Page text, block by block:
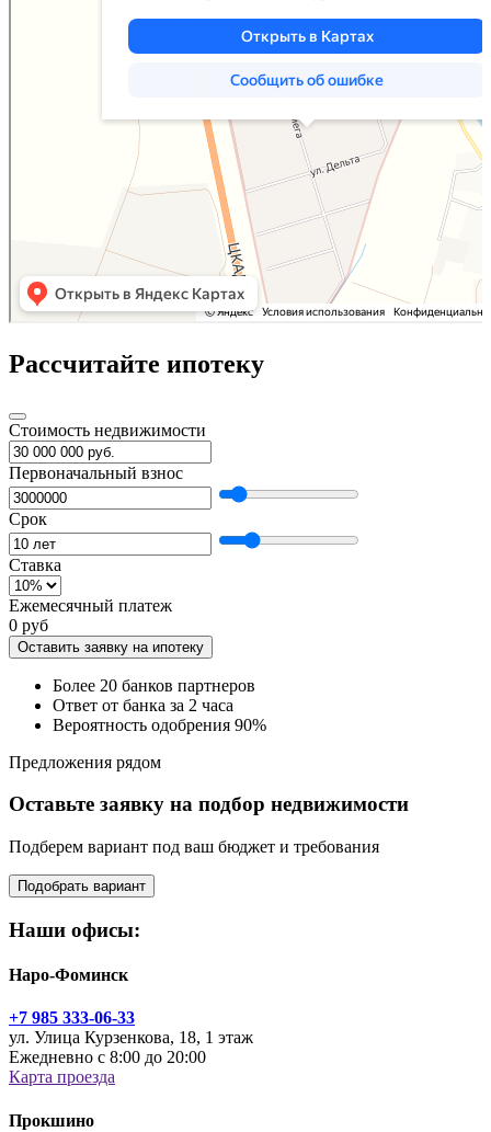
Рассчитайте ипотеку
Стоимость недвижимости
Первоначальный взнос
Срок
Ставка
Ежемесячный платеж
0 руб
Оставить заявку на ипотеку
Более 20 банков партнеров
Ответ от банка за 2 часа
Вероятность одобрения 90%
Предложения рядом
Оставьте заявку на подбор недвижимости
Подберем вариант под ваш бюджет и требования
Подобрать вариант
Наши офисы:
Наро-Фоминск
+7 985 333-06-33
ул. Улица Курзенкова, 18, 1 этаж
Ежедневно с 8:00 до 20:00
Карта проезда
Прокшино